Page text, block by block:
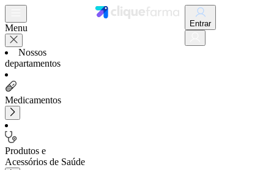
Menu
Nossos
departamentos
Medicamentos
Produtos e
Acessórios de Saúde
Entrar